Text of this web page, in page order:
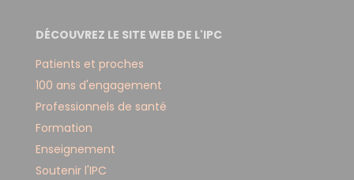
DÉCOUVREZ LE SITE WEB DE L'IPC
Patients et proches
100 ans d'engagement
Professionnels de santé
Formation
Enseignement
Soutenir l'IPC